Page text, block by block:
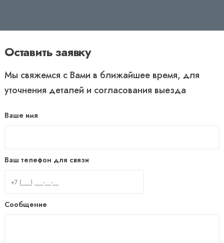
Оставить заявку
Мы свяжемся с Вами в ближайшее время, для
уточнения деталей и согласования выезда
Ваше имя
Ваш телефон для связи
Сообщение